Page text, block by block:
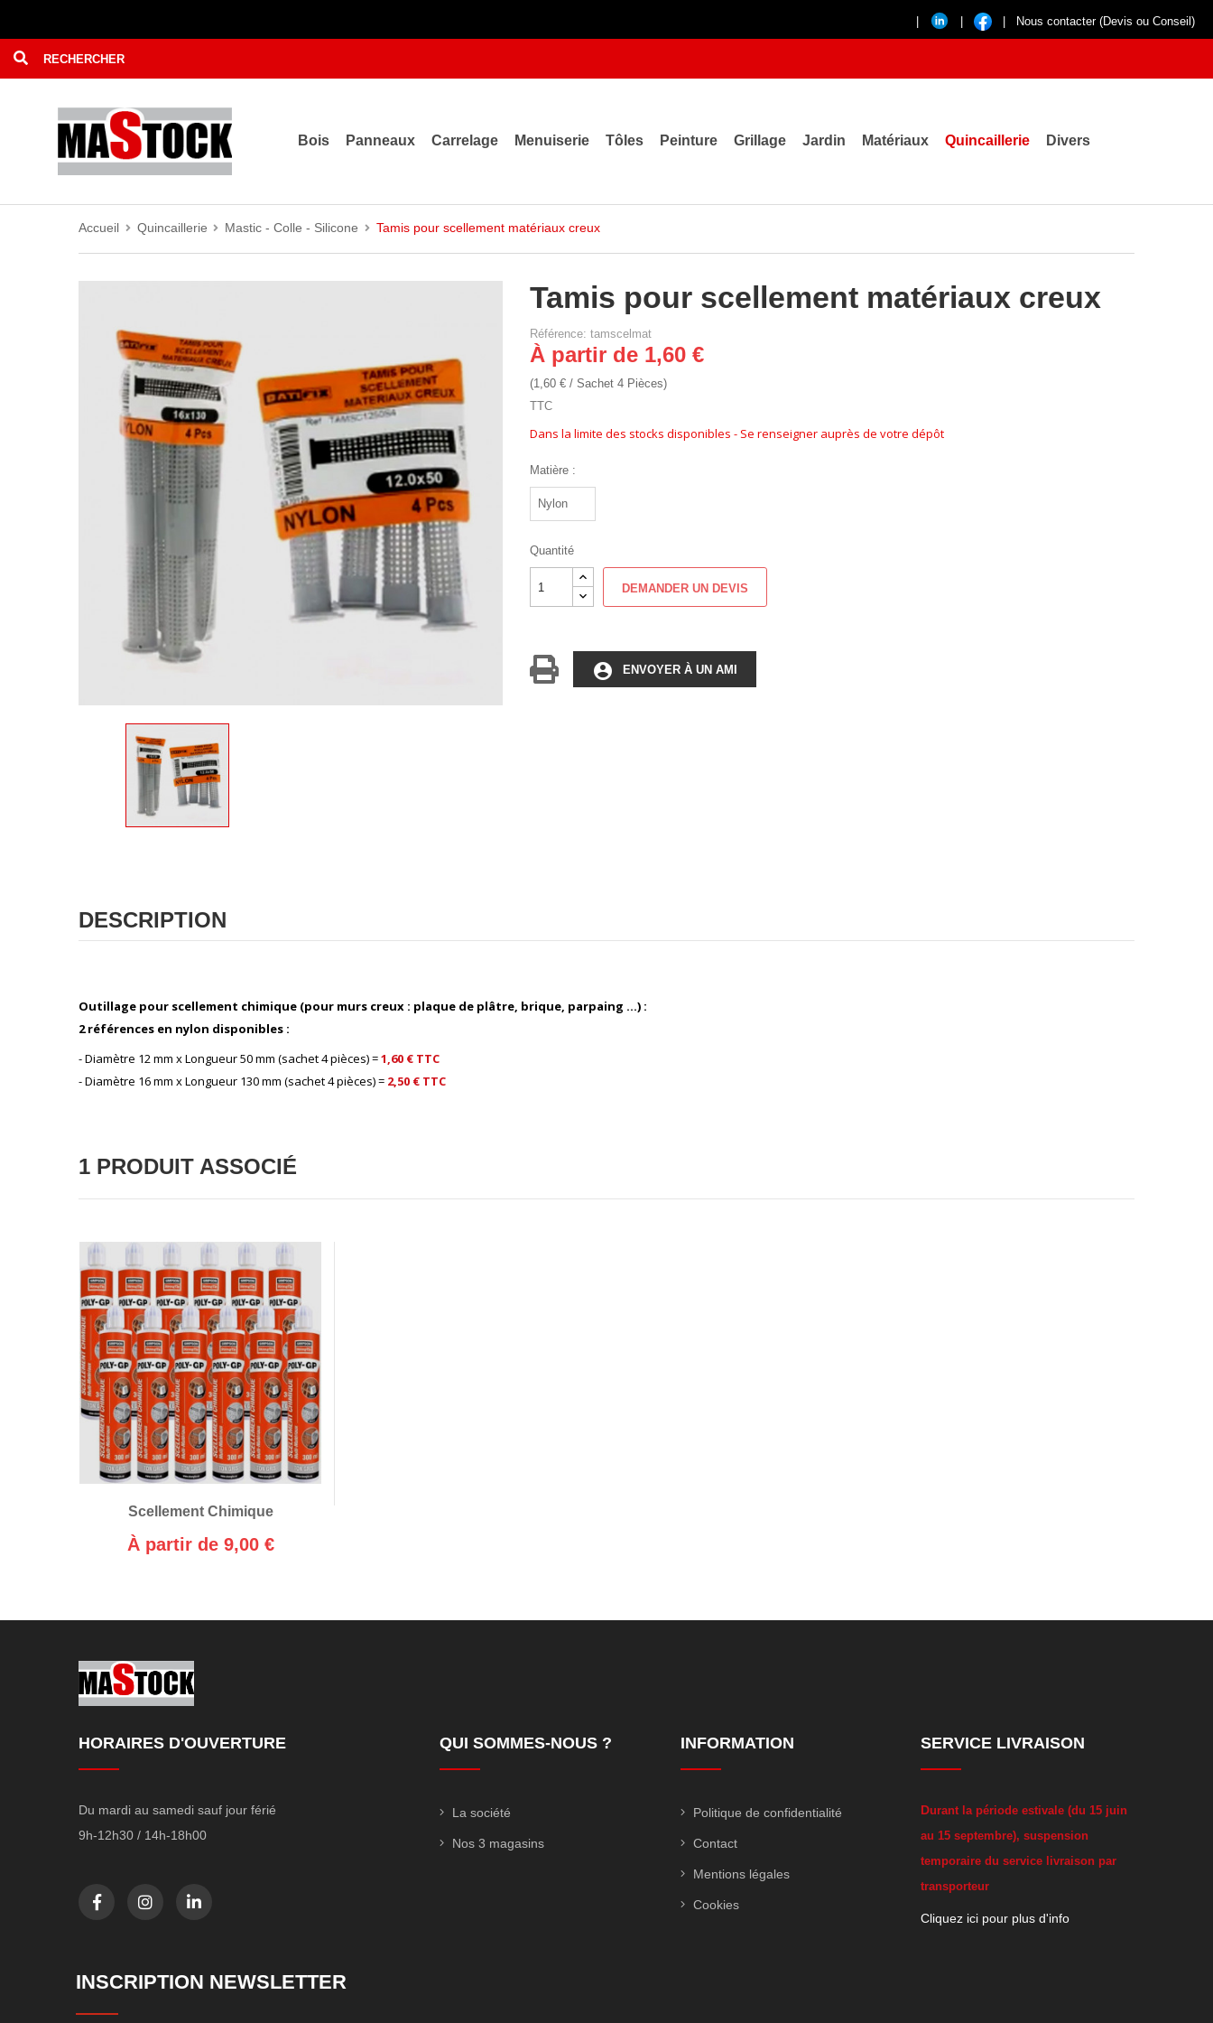
Nous contacter (Devis ou Conseil)
Bois Panneaux Carrelage Menuiserie Tôles Peinture Grillage Jardin Matériaux Quincaillerie Divers
Accueil Quincaillerie Mastic - Colle - Silicone Tamis pour scellement matériaux creux
Tamis pour scellement matériaux creux
Référence: tamscelmat
À partir de 1,60 €
(1,60 € / Sachet 4 Pièces)
TTC
Dans la limite des stocks disponibles - Se renseigner auprès de votre dépôt
Matière :
Quantité
DEMANDER UN DEVIS
account_circle ENVOYER À UN AMI
DESCRIPTION
Outillage pour scellement chimique (pour murs creux : plaque de plâtre, brique, parpaing ...) :
2 références en nylon disponibles :
- Diamètre 12 mm x Longueur 50 mm (sachet 4 pièces) =1,60 € TTC
- Diamètre 16 mm x Longueur 130 mm (sachet 4 pièces) = 2,50 € TTC
1 PRODUIT ASSOCIÉ
Scellement Chimique
À partir de 9,00 €
HORAIRES D'OUVERTURE
Du mardi au samedi sauf jour férié
9h-12h30 / 14h-18h00
QUI SOMMES-NOUS ?
La société
Nos 3 magasins
INFORMATION
Politique de confidentialité
Contact
Mentions légales
Cookies
SERVICE LIVRAISON
Durant la période estivale (du 15 juin
au 15 septembre), suspension
temporaire du service livraison par
transporteur
Cliquez ici pour plus d'info
INSCRIPTION NEWSLETTER